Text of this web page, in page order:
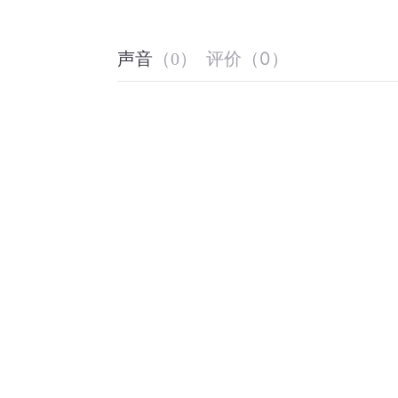
声音 （0） 评价 （0 ）